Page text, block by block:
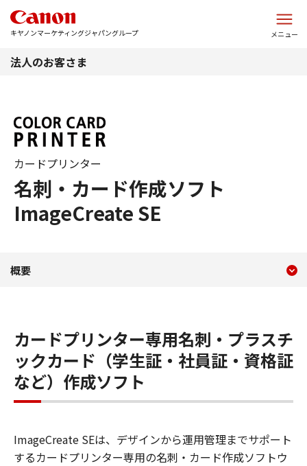
キヤノンマーケティングジャパングループ メニュー
法人のお客さま
名刺・カード作成ソフト
ImageCreate SE
カードプリンター
名刺・カード作成ソフト
概要
カードプリンター専用名刺・プラスチ
ックカード（学生証・社員証・資格証
など）作成ソフト
ImageCreate SEは、デザインから運用管理までサポート
するカードプリンター専用の名刺・カード作成ソフトウ